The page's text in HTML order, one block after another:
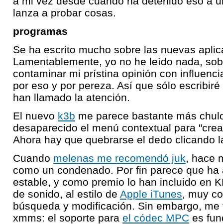
lanza a probar cosas.
programas
Se ha escrito mucho sobre las nuevas
Lamentablemente, yo no he leído nada,
contaminar mi prístina opinión con
por eso y por pereza. Así que sólo
han llamado la atención.
El nuevo k3b me parece bastante más
desaparecido el menú contextual para
Ahora hay que quebrarse el dedo clicando
Cuando melenas me recomendó juk, hace
como un condenado. Por fin parece que
estable, y como premio lo han incluido en
de sonido, al estilo de Apple iTunes, muy
búsqueda y modificación. Sin embargo,
xmms: el soporte para el códec MPC es